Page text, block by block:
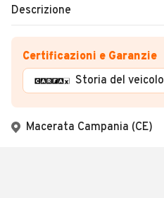
Descrizione
Certificazioni e Garanzie
Storia del veicolo
Macerata Campania (CE)